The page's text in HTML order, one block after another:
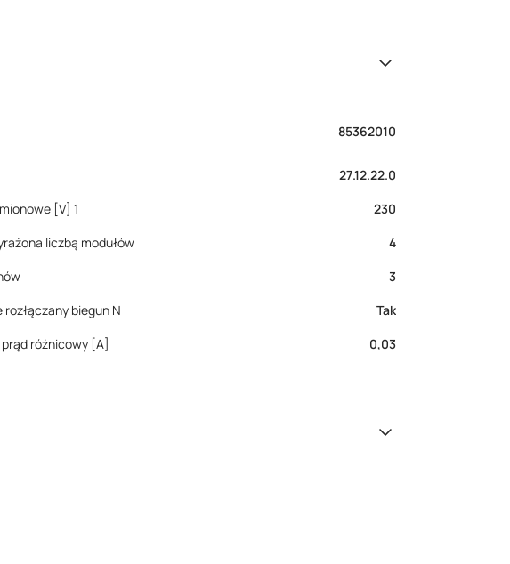
85362010
27.12.22.0
[V] 1
230
liczbą modułów
4
3
rozłączany biegun N
Tak
różnicowy [A] 0,03